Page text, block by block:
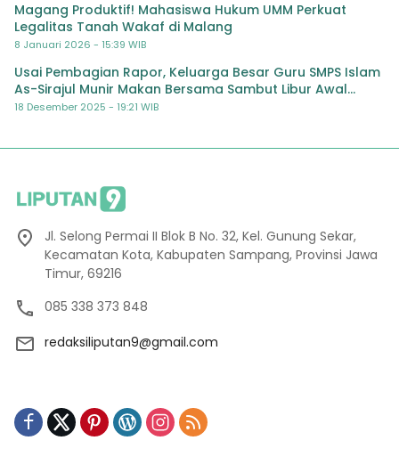
Magang Produktif! Mahasiswa Hukum UMM Perkuat
Legalitas Tanah Wakaf di Malang
8 Januari 2026 - 15:39 WIB
Usai Pembagian Rapor, Keluarga Besar Guru SMPS Islam
As-Sirajul Munir Makan Bersama Sambut Libur Awal
Semester
18 Desember 2025 - 19:21 WIB
Jl. Selong Permai II Blok B No. 32, Kel. Gunung Sekar,
Kecamatan Kota, Kabupaten Sampang, Provinsi Jawa
Timur, 69216
085 338 373 848
redaksiliputan9@gmail.com